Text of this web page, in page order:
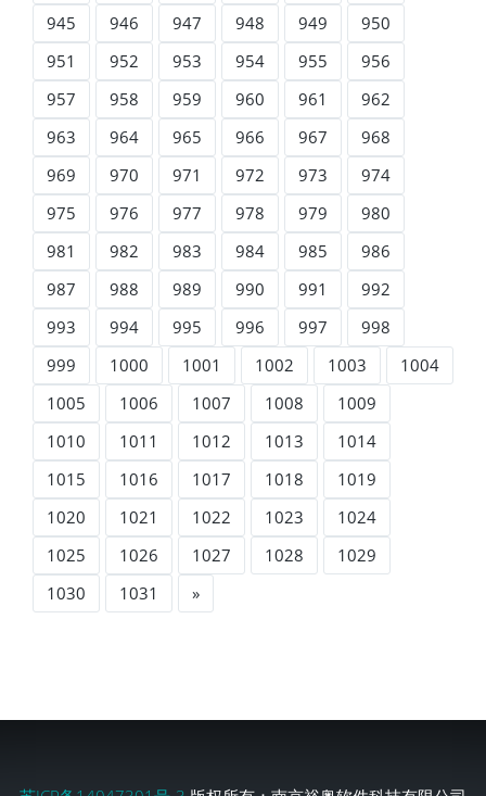
945
946 947 948 949
950
951
952 953 954 955
956
957
958 959 960 961
962
963
964 965 966 967
968
969
970 971 972 973
974
975
976 977 978 979
980
981
982 983 984 985
986
987
988 989 990 991
992
993
994 995 996 997
998
999
1000 1001 1002 1003
1004
1005
1006 1007 1008
1009
1010
1011 1012 1013
1014
1015
1016 1017 1018
1019
1020
1021 1022 1023
1024
1025
1026 1027 1028
1029
1030
1031 »